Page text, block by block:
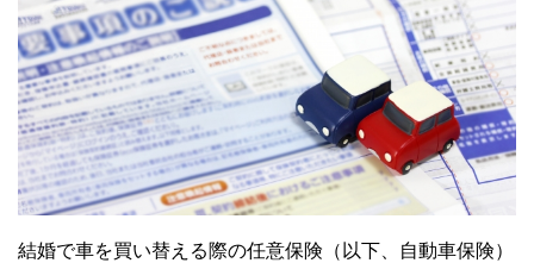
結婚で車を買い替える際の任意保険（以下、自動車保険）